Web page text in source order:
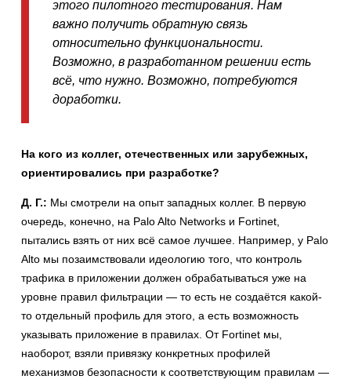
этого пилотного тестирования. Нам
важно получить обратную связь
относительно функциональности.
Возможно, в разработанном решении есть
всё, что нужно. Возможно, потребуются
доработки.
На кого из коллег, отечественных или зарубежных,
ориентировались при разработке?
Д. Г.: Мы смотрели на опыт западных коллег. В первую
очередь, конечно, на Palo Alto Networks и Fortinet,
пытались взять от них всё самое лучшее. Например, у Palo
Alto мы позаимствовали идеологию того, что контроль
трафика в приложении должен обрабатываться уже на
уровне правил фильтрации — то есть не создаётся какой-
то отдельный профиль для этого, а есть возможность
указывать приложение в правилах. От Fortinet мы,
наоборот, взяли привязку конкретных профилей
механизмов безопасности к соответствующим правилам —